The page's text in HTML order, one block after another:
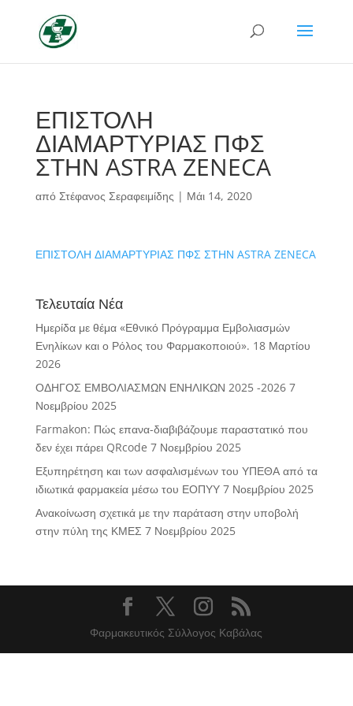
ΕΠΙΣΤΟΛΗ
ΔΙΑΜΑΡΤΥΡΙΑΣ ΠΦΣ
ΣΤΗΝ ASTRA ZENECA
από Στέφανος Σεραφειμίδης | Μάι 14, 2020
ΕΠΙΣΤΟΛΗ ΔΙΑΜΑΡΤΥΡΙΑΣ ΠΦΣ ΣΤΗΝ ASTRA ZENECA
Τελευταία Νέα
Ημερίδα με θέμα «Εθνικό Πρόγραμμα Εμβολιασμών
Ενηλίκων και ο Ρόλος του Φαρμακοποιού». 18 Μαρτίου
2026
ΟΔΗΓΟΣ ΕΜΒΟΛΙΑΣΜΩΝ ΕΝΗΛΙΚΩΝ 2025 -2026 7
Νοεμβρίου 2025
Farmakon: Πώς επανα-διαβιβάζουμε παραστατικό που
δεν έχει πάρει QRcode 7 Νοεμβρίου 2025
Εξυπηρέτηση και των ασφαλισμένων του ΥΠΕΘΑ από τα
ιδιωτικά φαρμακεία μέσω του ΕΟΠΥΥ 7 Νοεμβρίου 2025
Ανακοίνωση σχετικά με την παράταση στην υποβολή
στην πύλη της ΚΜΕΣ 7 Νοεμβρίου 2025
Φαρμακευτικός Σύλλογος Καβάλας